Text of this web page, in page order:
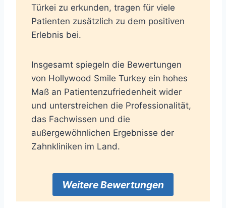
Türkei zu erkunden, tragen für viele
Patienten zusätzlich zu dem positiven
Erlebnis bei.
Insgesamt spiegeln die Bewertungen
von Hollywood Smile Turkey ein hohes
Maß an Patientenzufriedenheit wider
und unterstreichen die Professionalität,
das Fachwissen und die
außergewöhnlichen Ergebnisse der
Zahnkliniken im Land.
Weitere Bewertungen